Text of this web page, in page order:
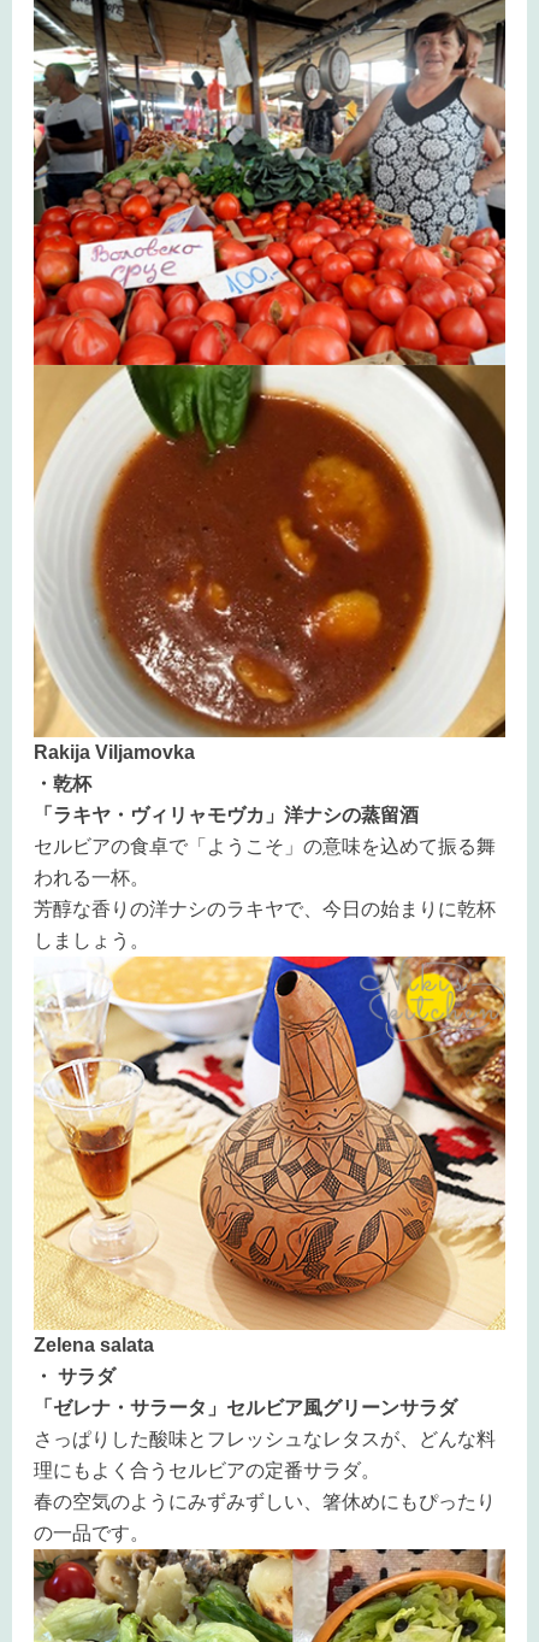
Rakija Viljamovka
・乾杯
「ラキヤ・ヴィリャモヴカ」洋ナシの蒸留酒
セルビアの食卓で「ようこそ」の意味を込めて振る舞
われる一杯。
芳醇な香りの洋ナシのラキヤで、今日の始まりに乾杯
しましょう。
Zelena salata
・ サラダ
「ゼレナ・サラータ」セルビア風グリーンサラダ
さっぱりした酸味とフレッシュなレタスが、どんな料
理にもよく合うセルビアの定番サラダ。
春の空気のようにみずみずしい、箸休めにもぴったり
の一品です。